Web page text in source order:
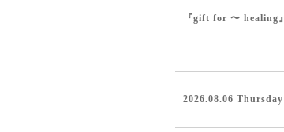
『gift for 〜 healing』
2026.08.06 Thursday